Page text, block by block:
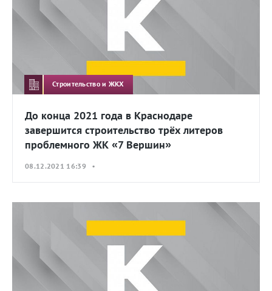
Строительство и ЖКХ
До конца 2021 года в Краснодаре
завершится строительство трёх литеров
проблемного ЖК «7 Вершин»
08.12.2021 16:39 •